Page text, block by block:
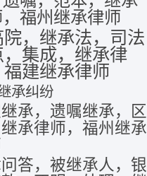
福州继承律师
院，继承法，司法
，集成，继承律
福建继承律师
承纠纷
承，遗嘱继承，区
承律师，福州继承
答，被继承人，银